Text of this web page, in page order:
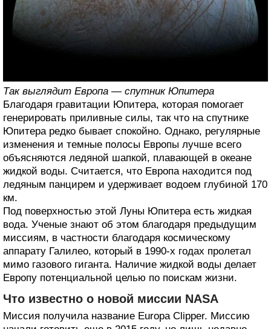
Так выглядит Европа — спутник Юпитера
Благодаря гравитации Юпитера, которая помогает
генерировать приливные силы, так что на спутнике
Юпитера редко бывает спокойно. Однако, регулярные
изменения и темные полосы Европы лучше всего
объясняются ледяной шапкой, плавающей в океане
жидкой воды. Считается, что Европа находится под
ледяным панцирем и удерживает водоем глубиной 170
км.
Под поверхностью этой Луны Юпитера есть жидкая
вода. Ученые знают об этом благодаря предыдущим
миссиям, в частности благодаря космическому
аппарату Галилео, который в 1990-х годах пролетал
мимо газового гиганта. Наличие жидкой воды делает
Европу потенциальной целью по поискам жизни.
Что известно о новой миссии NASA
Миссия получила название Europa Clipper. Миссию